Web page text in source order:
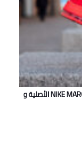
10طرق لمعرفة الفرق بين أحذية NIKE MAROC اﻷصلية و